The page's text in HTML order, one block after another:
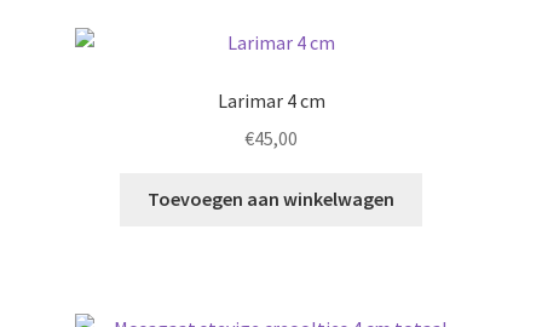
Larimar 4 cm
€45,00
Toevoegen aan winkelwagen